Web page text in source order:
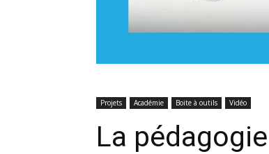
Projets Académie Boite à outils Vidéo
La